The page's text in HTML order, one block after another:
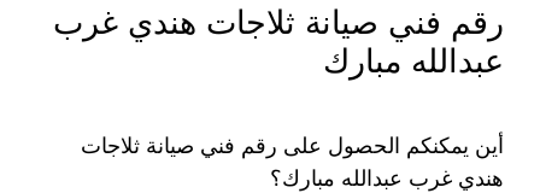
رقم فني صيانة ثلاجات هندي غرب
عبدالله مبارك
أين يمكنكم الحصول على رقم فني صيانة ثلاجات
هندي غرب عبدالله مبارك؟